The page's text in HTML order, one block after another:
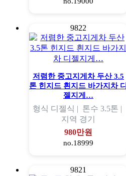
9822
저렴한 중고지게차 두산 3.5
톤 힌지드 흰지드 바가지차 디
젤지게…
형식 디젤식 | 톤수 3.5톤 |
지역 경기
980만원
no.18999
9821